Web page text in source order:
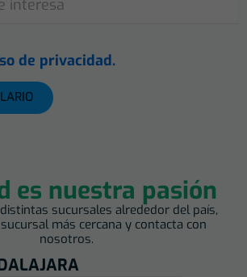
de privacidad.
es nuestra pasión
sucursales alrededor del país,
más cercana y contacta con
nosotros.